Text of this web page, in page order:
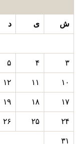
ش ی د
۳ ۴ ۵
۱۰ ۱۱ ۱۲
۱۷ ۱۸ ۱۹
۲۴ ۲۵ ۲۶
۳۱